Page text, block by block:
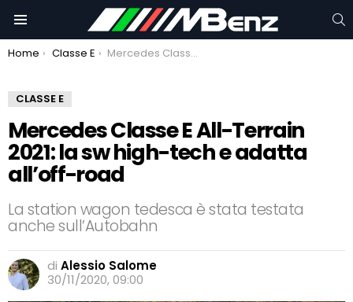
You are here:
Home Classe E Mercedes Classe E All-Terrain 2021: la sw high-tech e adatta all’off-road
CLASSE E
Mercedes Classe E All-Terrain
2021: la sw high-tech e adatta
all’off-road
La station wagon tedesca è stata testata
anche sull’Autobahn
di Alessio Salome
30/11/2020, 09:00